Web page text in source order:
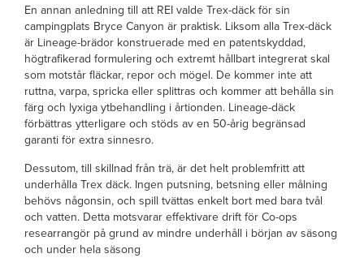
En annan anledning till att REI valde Trex-däck för sin
campingplats Bryce Canyon är praktisk. Liksom alla Trex-däck
är Lineage-brädor konstruerade med en patentskyddad,
högtrafikerad formulering och extremt hållbart integrerat skal
som motstår fläckar, repor och mögel. De kommer inte att
ruttna, varpa, spricka eller splittras och kommer att behålla sin
färg och lyxiga ytbehandling i årtionden. Lineage-däck
förbättras ytterligare och stöds av en 50-årig begränsad
garanti för extra sinnesro.
Dessutom, till skillnad från trä, är det helt problemfritt att
underhålla Trex däck. Ingen putsning, betsning eller målning
behövs någonsin, och spill tvättas enkelt bort med bara tvål
och vatten. Detta motsvarar effektivare drift för Co-ops
researrangör på grund av mindre underhåll i början av säsong
och under hela säsong